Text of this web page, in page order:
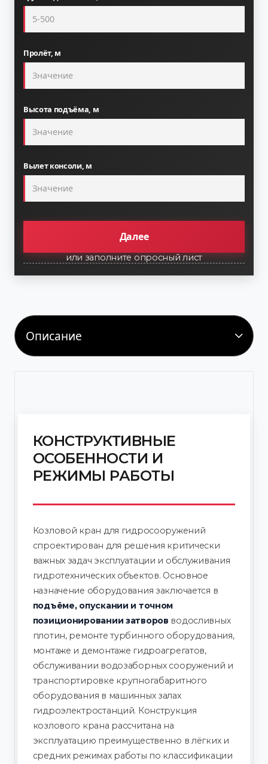
Пролёт, м
Высота подъёма, м
Вылет консоли, м
Далее
или заполните опросный лист
КОНСТРУКТИВНЫЕ
ОСОБЕННОСТИ И
РЕЖИМЫ РАБОТЫ
Козловой кран для гидросооружений
спроектирован для решения критически
важных задач эксплуатации и обслуживания
гидротехнических объектов. Основное
назначение оборудования заключается в
подъёме, опускании и точном
позиционировании затворов водосливных
плотин, ремонте турбинного оборудования,
монтаже и демонтаже гидроагрегатов,
обслуживании водозаборных сооружений и
транспортировке крупногабаритного
оборудования в машинных залах
гидроэлектростанций. Конструкция
козлового крана рассчитана на
эксплуатацию преимущественно в лёгких и
средних режимах работы по классификации